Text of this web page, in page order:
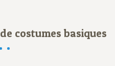
de costumes basiques